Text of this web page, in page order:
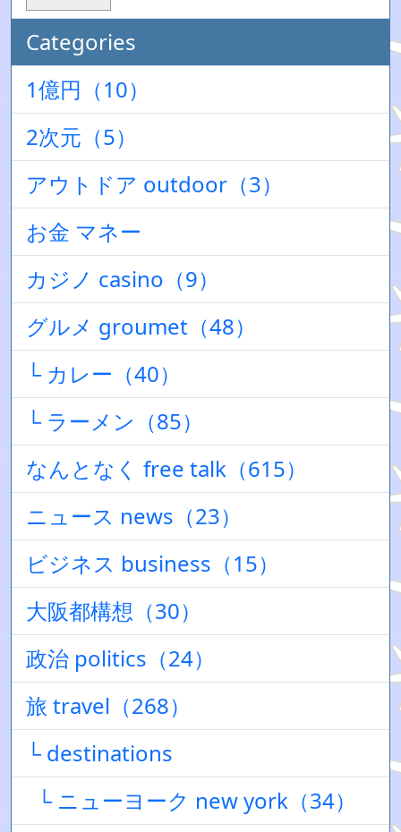
Categories
1億円（10）
2次元（5）
アウトドア outdoor（3）
お金 マネー
カジノ casino（9）
グルメ groumet（48）
└ カレー（40）
└ ラーメン（85）
なんとなく free talk（615）
ニュース news（23）
ビジネス business（15）
大阪都構想（30）
政治 politics（24）
旅 travel（268）
└ destinations
└ ニューヨーク new york（34）